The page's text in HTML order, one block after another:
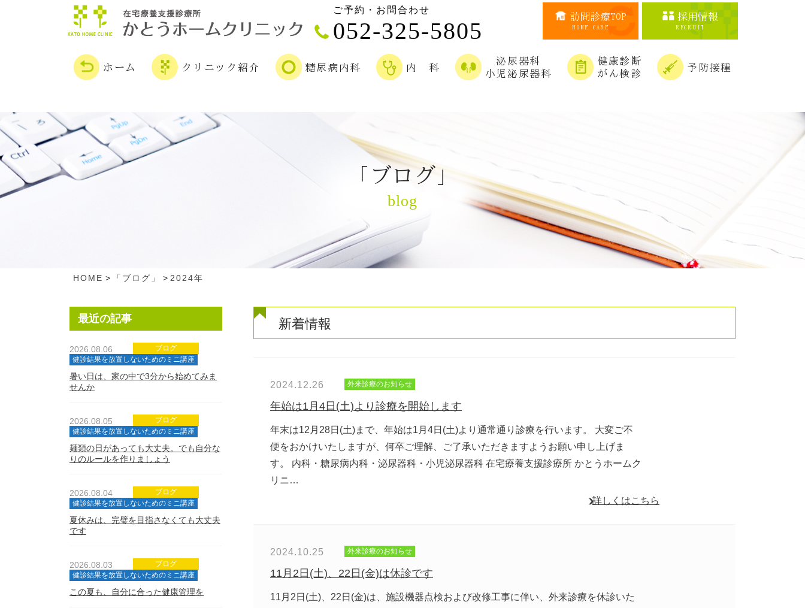
ご予約・お問合わせ
052-325-5805
訪問診療TOP
HOME CARE
採用情報
RECRUIT
ホーム クリニック紹介 糖尿病内科 内 科
泌尿器科
小児泌尿器科
健康診断
がん検診
予防接種
「ブログ」
blog
HOME > 「ブログ」 > 2024年
最近の記事
2026.08.06
ブログ
健診結果を放置しないためのミニ講座
暑い日は、家の中で3分から始めてみま
せんか
2026.08.05
ブログ
健診結果を放置しないためのミニ講座
麺類の日があっても大丈夫。でも自分な
りのルールを作りましょう
2026.08.04
ブログ
健診結果を放置しないためのミニ講座
夏休みは、完璧を目指さなくても大丈夫
です
2026.08.03
ブログ
健診結果を放置しないためのミニ講座
この夏も、自分に合った健康管理を
新着情報
2024.12.26 外来診療のお知らせ
年始は1月4日(土)より診療を開始します
年末は12月28日(土)まで、年始は1月4日(土)より通常通り診療を行います。 大変ご不
便をおかけいたしますが、何卒ご理解、ご了承いただきますようお願い申し上げま
す。 内科・糖尿病内科・泌尿器科・小児泌尿器科 在宅療養支援診療所 かとうホームク
リニ…
詳しくはこちら
2024.10.25 外来診療のお知らせ
11月2日(土)、22日(金)は休診です
11月2日(土)、22日(金)は、施設機器点検および改修工事に伴い、外来診療を休診いた